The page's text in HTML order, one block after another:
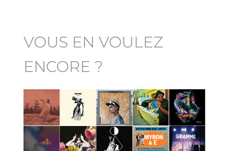
VOUS EN VOULEZ
ENCORE ?